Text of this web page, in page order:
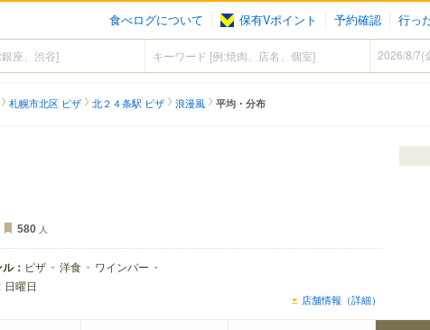
食べログについて 保有Vポイント 予約確認 行っ
札幌市北区 ピザ 北２４条駅 ピザ 浪漫風 平均・分布
580 人
： ピザ 洋食 ワインバー
日曜日
店舗情報（詳細）